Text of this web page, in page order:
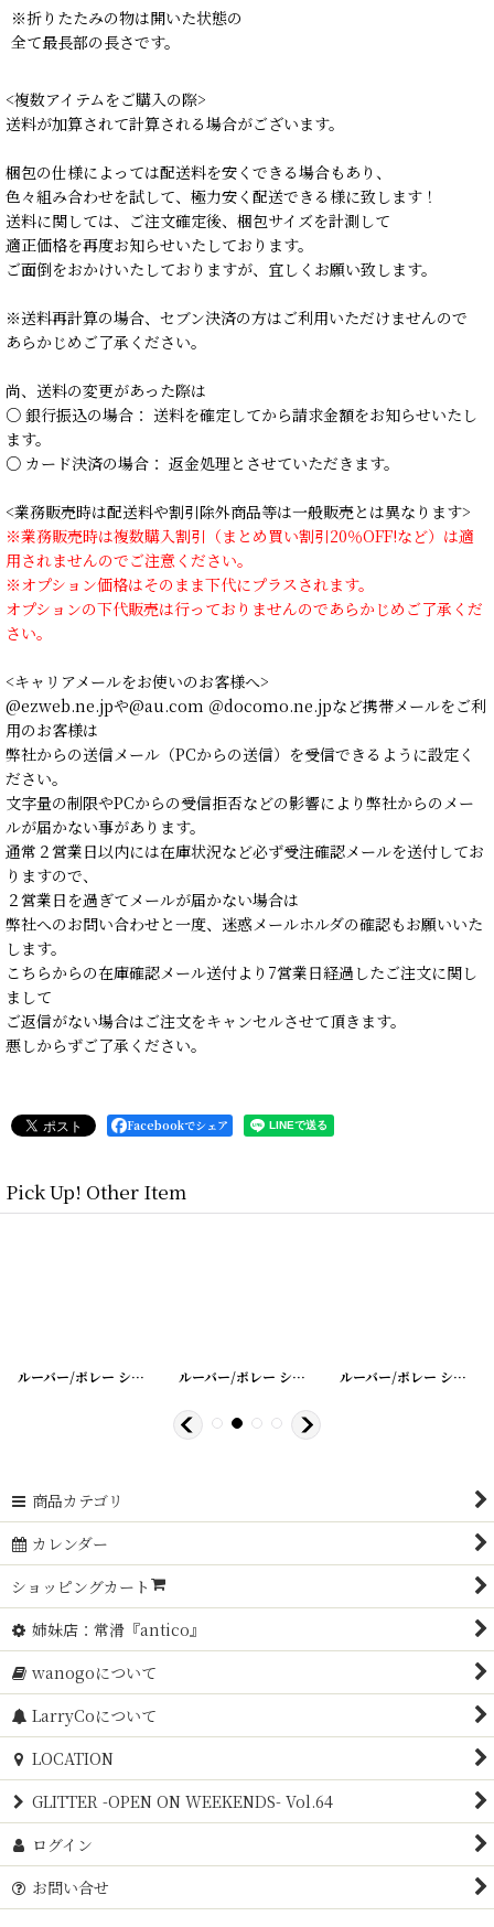
※折りたたみの物は開いた状態の
全て最長部の長さです。
<複数アイテムをご購入の際>
送料が加算されて計算される場合がございます。
梱包の仕様によっては配送料を安くできる場合もあり、
色々組み合わせを試して、極力安く配送できる様に致します！
送料に関しては、ご注文確定後、梱包サイズを計測して
適正価格を再度お知らせいたしております。
ご面倒をおかけいたしておりますが、宜しくお願い致します。
※送料再計算の場合、セブン決済の方はご利用いただけませんので
あらかじめご了承ください。
尚、送料の変更があった際は
○ 銀行振込の場合： 送料を確定してから請求金額をお知らせいたし
ます。
○ カード決済の場合： 返金処理とさせていただきます。
<業務販売時は配送料や割引除外商品等は一般販売とは異なります>
※業務販売時は複数購入割引（まとめ買い割引20％OFF!など）は適
用されませんのでご注意ください。
※オプション価格はそのまま下代にプラスされます。
オプションの下代販売は行っておりませんのであらかじめご了承くだ
さい。
<キャリアメールをお使いのお客様へ>
@ezweb.ne.jpや@au.com ＠docomo.ne.jpなど携帯メールをご利
用のお客様は
弊社からの送信メール（PCからの送信）を受信できるように設定く
ださい。
文字量の制限やPCからの受信拒否などの影響により弊社からのメー
ルが届かない事があります。
通常２営業日以内には在庫状況など必ず受注確認メールを送付してお
りますので、
２営業日を過ぎてメールが届かない場合は
弊社へのお問い合わせと一度、迷惑メールホルダの確認もお願いいた
します。
こちらからの在庫確認メール送付より7営業日経過したご注文に関し
まして
ご返信がない場合はご注文をキャンセルさせて頂きます。
悪しからずご了承ください。
Facebookでシェア
Pick Up! Other Item
[20200401-26 ]
ルーバー/ボレー シャッター シングル [20200401-36 ]
ルーバー/ボレー シャッター シングル [20200401-
ルーバー/ボレー シャッター シングル
商品カテゴリ
カレンダー
ショッピングカート
姉妹店：常滑『antico』
wanogoについて
LarryCoについて
LOCATION
GLITTER -OPEN ON WEEKENDS- Vol.64
ログイン
お問い合せ